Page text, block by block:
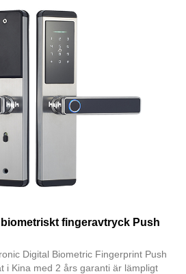
fingeravtryck Push
Digital Biometric Fingerprint Push
i Kina med 2 års garanti är lämpligt